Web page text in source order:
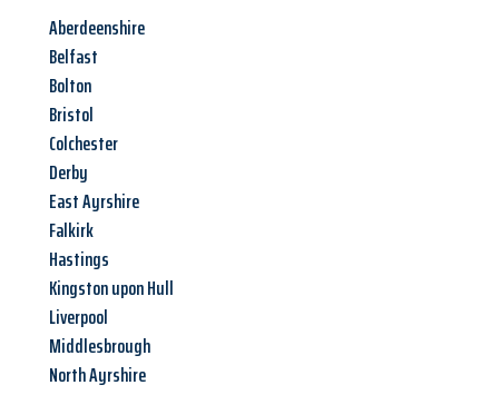
Aberdeenshire
Belfast
Bolton
Bristol
Colchester
Derby
East Ayrshire
Falkirk
Hastings
Kingston upon Hull
Liverpool
Middlesbrough
North Ayrshire